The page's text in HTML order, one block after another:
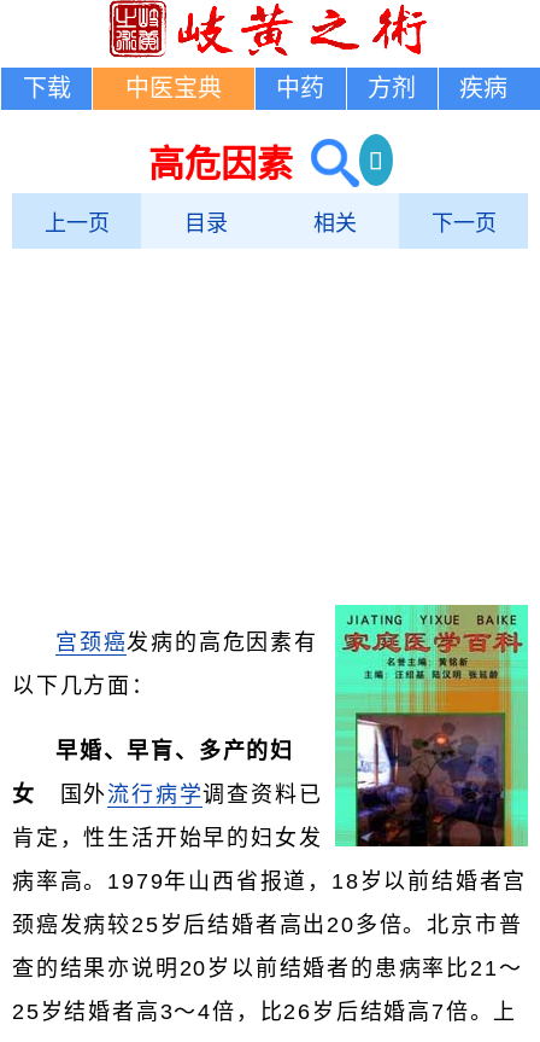
下载 中医宝典 中药 方剂 疾病
高危因素
上一页 目录 相关 下一页
宫颈癌发病的高危因素有
以下几方面：
早婚、早肓、多产的妇
女 国外流行病学调查资料已
肯定，性生活开始早的妇女发
病率高。1979年山西省报道，18岁以前结婚者宫
颈癌发病较25岁后结婚者高出20多倍。北京市普
查的结果亦说明20岁以前结婚者的患病率比21～
25岁结婚者高3～4倍，比26岁后结婚高7倍。上